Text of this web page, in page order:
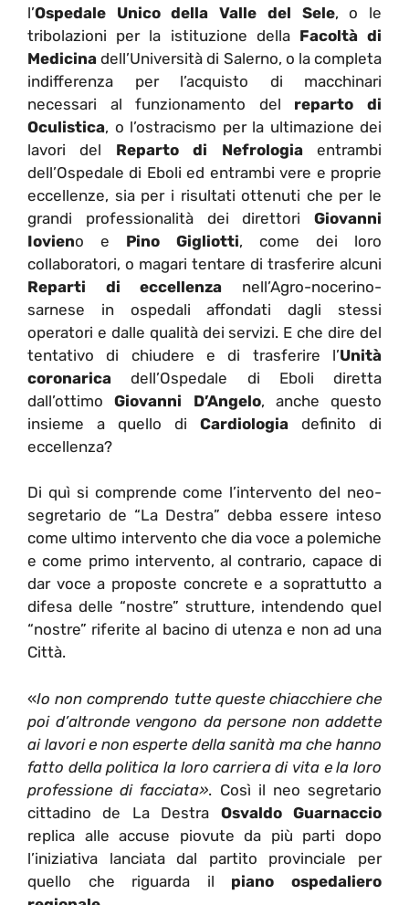
l’Ospedale Unico della Valle del Sele, o le
tribolazioni per la istituzione della Facoltà di
Medicina dell’Università di Salerno, o la completa
indifferenza per l’acquisto di macchinari
necessari al funzionamento del reparto di
Oculistica, o l’ostracismo per la ultimazione dei
lavori del Reparto di Nefrologiaentrambi
dell’Ospedale di Eboli ed entrambi vere e proprie
eccellenze, sia per i risultati ottenuti che per le
grandi professionalità dei direttori Giovanni
Iovieno e Pino Gigliotti, come dei loro
collaboratori, o magari tentare di trasferire alcuni
Reparti di eccellenza nell’Agro-nocerino-
sarnese in ospedali affondati dagli stessi
operatori e dalle qualità dei servizi. E che dire del
tentativo di chiudere e di trasferire l’Unità
coronarica dell’Ospedale di Eboli diretta
dall’ottimoGiovanni D’Angelo, anche questo
insieme a quello di Cardiologia definito di
eccellenza?
Di quì si comprende come l’intervento del neo-
segretario de “La Destra” debba essere inteso
come ultimo intervento che dia voce a polemiche
e come primo intervento, al contrario, capace di
dar voce a proposte concrete e a soprattutto a
difesa delle “nostre” strutture, intendendo quel
“nostre” riferite al bacino di utenza e non ad una
Città.
«Io non comprendo tutte queste chiacchiere che
poi d’altronde vengono da persone non addette
ai lavori e non esperte della sanità ma che hanno
fatto della politica la loro carriera di vita e la loro
professione di facciata». Così il neo segretario
cittadino de La Destra Osvaldo Guarnaccio
replica alle accuse piovute da più parti dopo
l’iniziativa lanciata dal partito provinciale per
quello che riguarda il piano ospedaliero